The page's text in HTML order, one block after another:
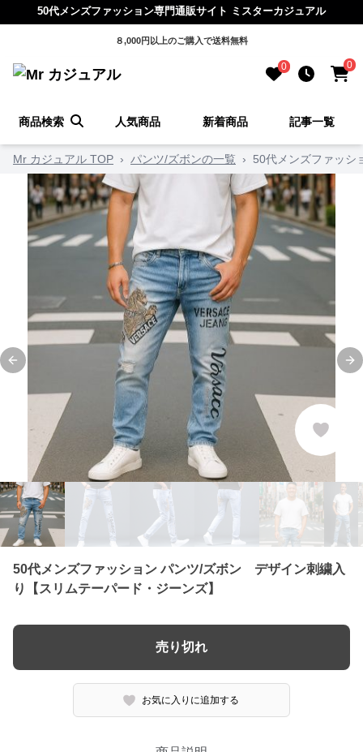
50代メンズファッション専門通販サイト ミスターカジュアル
８,000円以上のご購入で送料無料
0 0
商品検索 人気商品 新着商品 記事一覧
Mr カジュアル TOP › パンツ/ズボンの一覧 › 50代メンズファッ
Previous slide
50代メンズファッション パンツ/ズボン デザイン刺繍入
り【スリムテーパード・ジーンズ】
売り切れ
お気に入りに追加する